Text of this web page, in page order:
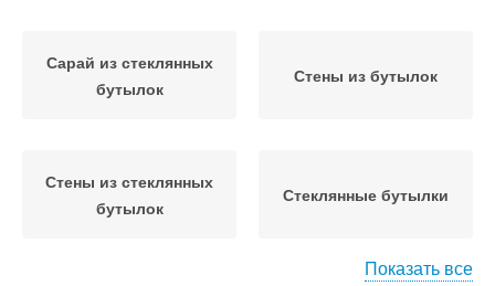
Сарай из стеклянных
бутылок
Стены из бутылок
Стены из стеклянных
бутылок
Стеклянные бутылки
Показать все